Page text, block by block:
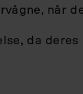
når
da